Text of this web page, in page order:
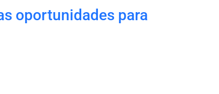
oportunidades para